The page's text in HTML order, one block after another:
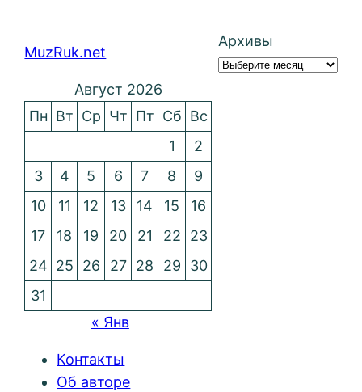
MuzRuk.net
Архивы
Август 2026
Пн Вт Ср Чт Пт Сб Вс
1
2
3
4 5 6 7 8
9
10
11 12 13 14 15
16
17
18 19 20 21 22
23
24 25 26 27 28 29
30
31
« Янв
Контакты
Об авторе